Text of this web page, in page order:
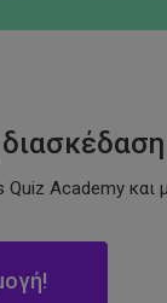
Academy και